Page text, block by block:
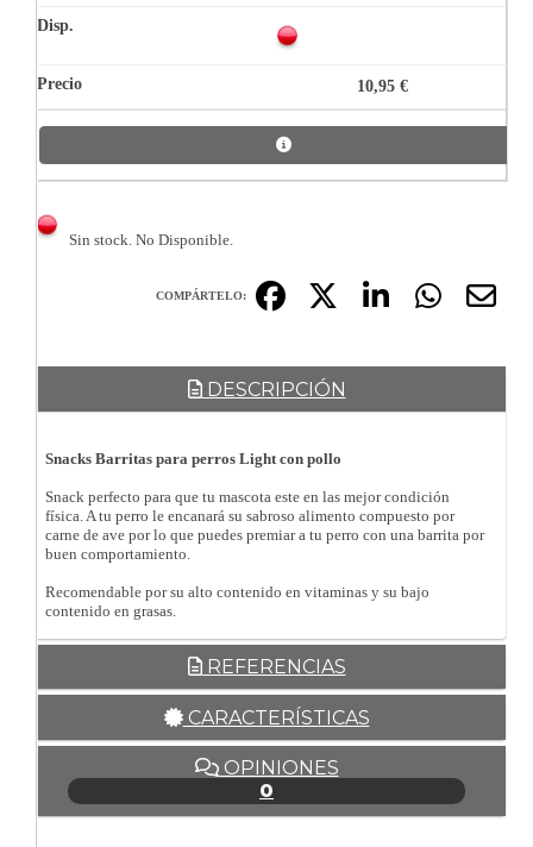
10,95 €
Sin stock. No Disponible.
COMPÁRTELO:
DESCRIPCIÓN
Snacks Barritas para perros Light con pollo
Snack perfecto para que tu mascota este en las mejor condición
física. A tu perro le encanará su sabroso alimento compuesto por
carne de ave por lo que puedes premiar a tu perro con una barrita por
buen comportamiento.
Recomendable por su alto contenido en vitaminas y su bajo
contenido en grasas.
REFERENCIAS
CARACTERÍSTICAS
OPINIONES
0